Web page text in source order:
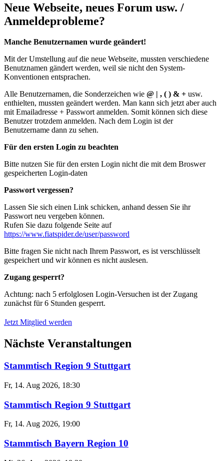
Neue Webseite, neues Forum usw. /
Anmeldeprobleme?
Manche Benutzernamen wurde geändert!
Mit der Umstellung auf die neue Webseite, mussten verschiedene
Benutznamen gändert werden, weil sie nicht den System-
Konventionen entsprachen.
Alle Benutzernamen, die Sonderzeichen wie @ | , ( ) & + usw.
enthielten, mussten geändert werden. Man kann sich jetzt aber auch
mit Emailadresse + Passwort anmelden. Somit können sich diese
Benutzer trotzdem anmelden. Nach dem Login ist der
Benutzername dann zu sehen.
Für den ersten Login zu beachten
Bitte nutzen Sie für den ersten Login nicht die mit dem Broswer
gespeicherten Login-daten
Passwort vergessen?
Lassen Sie sich einen Link schicken, anhand dessen Sie ihr
Passwort neu vergeben können.
Rufen Sie dazu folgende Seite auf
https://www.fiatspider.de/user/password
Bitte fragen Sie nicht nach Ihrem Passwort, es ist verschlüsselt
gespeichert und wir können es nicht auslesen.
Zugang gesperrt?
Achtung: nach 5 erfolglosen Login-Versuchen ist der Zugang
zunächst für 6 Stunden gesperrt.
Jetzt Mitglied werden
Nächste Veranstaltungen
Stammtisch Region 9 Stuttgart
Fr, 14. Aug 2026, 18:30
Stammtisch Region 9 Stuttgart
Fr, 14. Aug 2026, 19:00
Stammtisch Bayern Region 10